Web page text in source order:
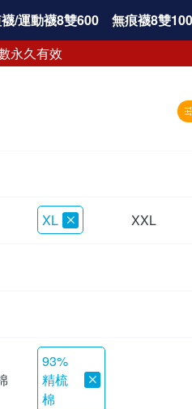
/運動襪8雙600 無痕襪8雙
永久有效
XL XXL
93%
精梳
棉